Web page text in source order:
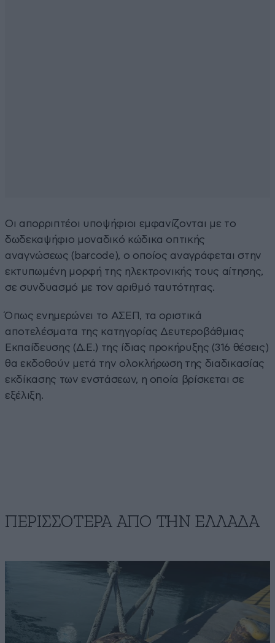
Οι απορριπτέοι υποψήφιοι εμφανίζονται με το
δωδεκαψήφιο μοναδικό κώδικα οπτικής
αναγνώσεως (barcode), ο οποίος αναγράφεται στην
εκτυπωμένη μορφή της ηλεκτρονικής τους αίτησης,
σε συνδυασμό με τον αριθμό ταυτότητας.
Όπως ενημερώνει το ΑΣΕΠ, τα οριστικά
αποτελέσματα της κατηγορίας Δευτεροβάθμιας
Εκπαίδευσης (Δ.Ε.) της ίδιας προκήρυξης (316 θέσεις)
θα εκδοθούν μετά την ολοκλήρωση της διαδικασίας
εκδίκασης των ενστάσεων, η οποία βρίσκεται σε
εξέλιξη.
ΠΕΡΙΣΣΟΤΕΡΑ ΑΠΟ ΤΗΝ ΕΛΛΑΔΑ